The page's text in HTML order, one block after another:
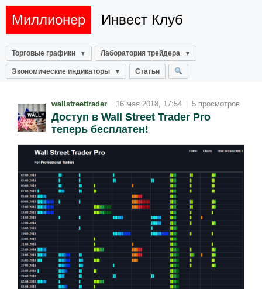
Миллионер Инвест Клуб
Торговые графики Лаборатория трейдера
Экономические индикаторы Статьи
wallstreettrader 16 мая 2018, 17:54 5 просмотров
Доступ в Wall Street Trader Pro
теперь бесплатен!